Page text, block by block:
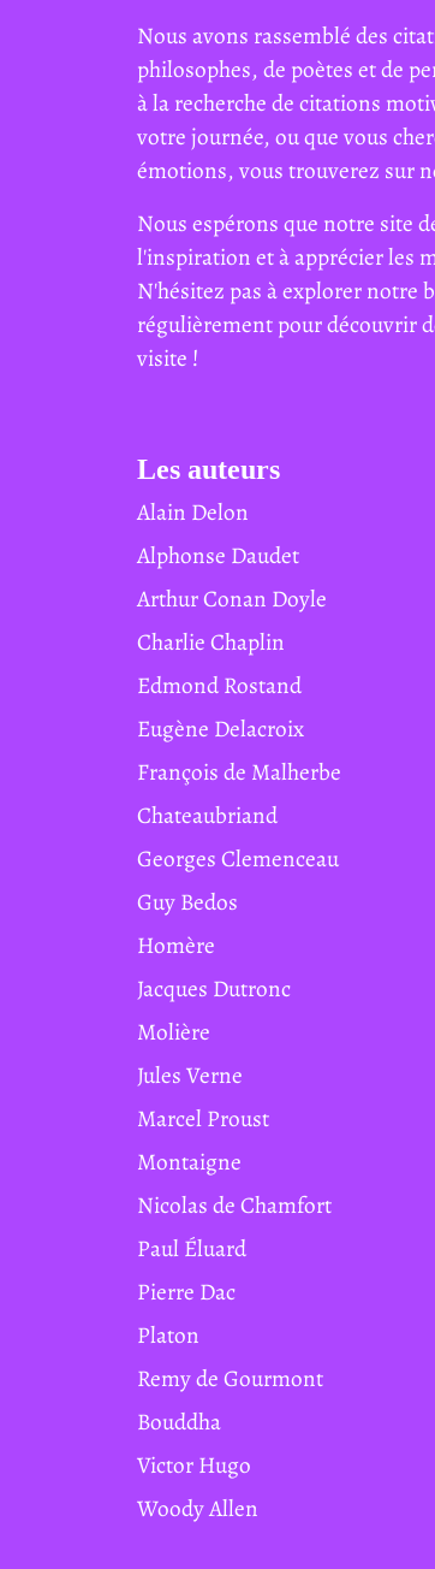
Nous avons rassemblé des
philosophes, de poètes et de
à la recherche de citations
votre journée, ou que vous
émotions, vous trouverez sur
Nous espérons que notre site
l'inspiration et à apprécier les
N'hésitez pas à explorer notre
régulièrement pour découvrir
visite !
Les auteurs
Alain Delon
Alphonse Daudet
Arthur Conan Doyle
Charlie Chaplin
Edmond Rostand
Eugène Delacroix
François de Malherbe
Chateaubriand
Georges Clemenceau
Guy Bedos
Homère
Jacques Dutronc
Molière
Jules Verne
Marcel Proust
Montaigne
Nicolas de Chamfort
Paul Éluard
Pierre Dac
Platon
Remy de Gourmont
Bouddha
Victor Hugo
Woody Allen